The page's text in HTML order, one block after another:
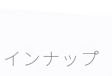
イ ンナ ッ プ